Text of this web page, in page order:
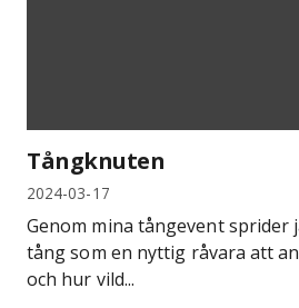
Tångknuten
2024-03-17
Genom mina tångevent sprider
tång som en nyttig råvara att
och hur vild...